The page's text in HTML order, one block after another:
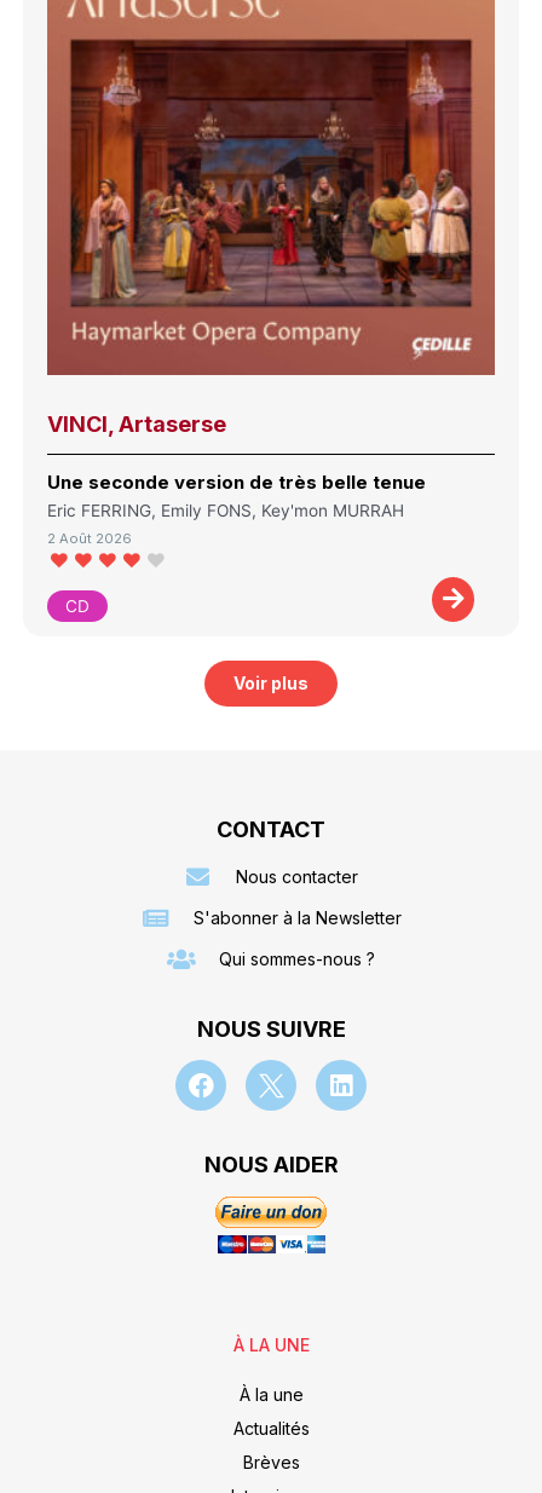
VINCI, Artaserse
Une seconde version de très belle tenue
Eric FERRING, Emily FONS, Key'mon MURRAH
2 Août 2026
CD
Voir plus
CONTACT
Nous contacter
S'abonner à la Newsletter
Qui sommes-nous ?
NOUS SUIVRE
NOUS AIDER
À LA UNE
À la une
Actualités
Brèves